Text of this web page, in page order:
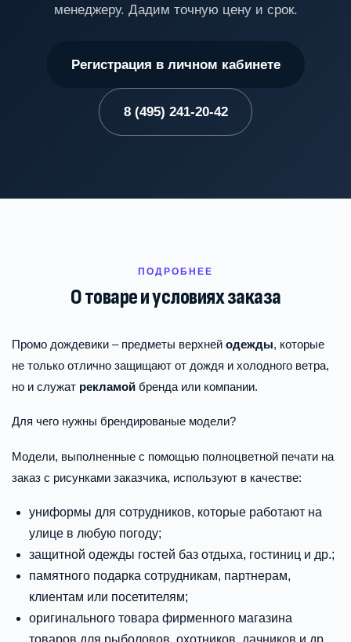
менеджеру. Дадим точную цену и срок.
Регистрация в личном кабинете
8 (495) 241-20-42
ПОДРОБНЕЕ
О товаре и условиях заказа
Промо дождевики – предметы верхней одежды, которые
не только отлично защищают от дождя и холодного ветра,
но и служат рекламой бренда или компании.
Для чего нужны брендированые модели?
Модели, выполненные с помощью полноцветной печати на
заказ с рисунками заказчика, используют в качестве:
униформы для сотрудников, которые работают на
улице в любую погоду;
защитной одежды гостей баз отдыха, гостиниц и др.;
памятного подарка сотрудникам, партнерам,
клиентам или посетителям;
оригинального товара фирменного магазина